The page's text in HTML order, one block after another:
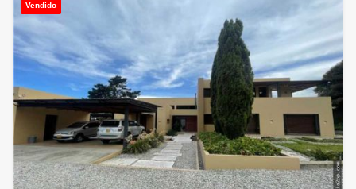
Vendido